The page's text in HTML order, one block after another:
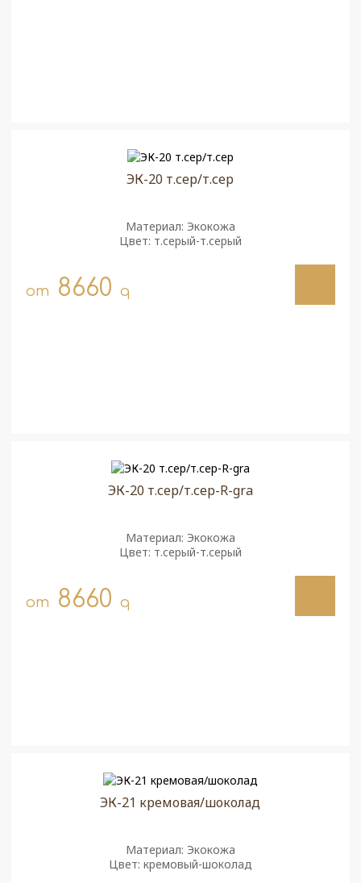
ЭК-20 т.сер/т.сер
Материал: Экокожа
Цвет: т.серый-т.серый
от 8660 q
ЭК-20 т.сер/т.сер-R-gra
Материал: Экокожа
Цвет: т.серый-т.серый
от 8660 q
ЭК-21 кремовая/шоколад
Материал: Экокожа
Цвет: кремовый-шоколад